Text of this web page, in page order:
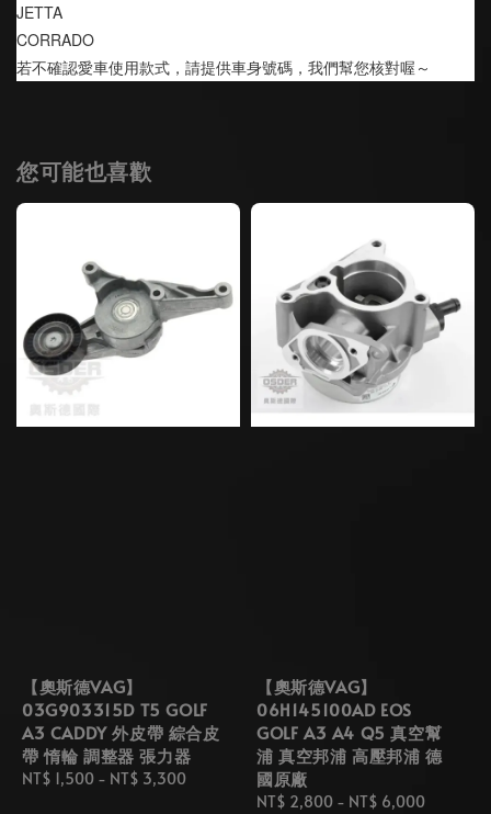
JETTA
CORRADO
若不確認愛車使用款式，請提供車身號碼，我們幫您核對喔～
您可能也喜歡
【奧斯德VAG】
03G903315D T5 GOLF
A3 CADDY 外皮帶 綜合皮
帶 惰輪 調整器 張力器
Regular
NT$ 1,500 - NT$ 3,300
【奧斯德VAG】
06H145100AD EOS
GOLF A3 A4 Q5 真空幫
浦 真空邦浦 高壓邦浦 德
國原廠
Regular
NT$ 2,800 - NT$ 6,000